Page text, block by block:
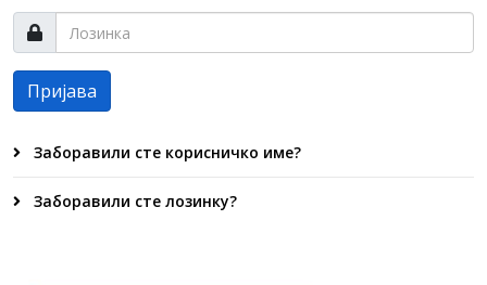
Пријава
Заборавили сте корисничко име?
Заборавили сте лозинку?